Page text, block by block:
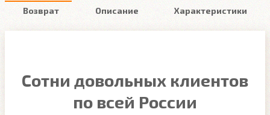
Возврат
Описание Характеристики
Сотни довольных клиентов
по всей России